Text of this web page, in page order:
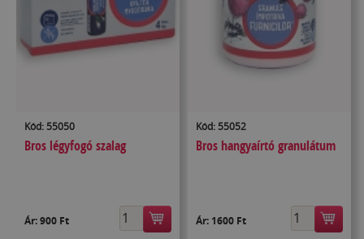
Kód: 55050
Bros légyfogó szalag
Ár:900 Ft
Kód: 55052
Bros hangyaírtó granulátum
Ár: 1600 Ft